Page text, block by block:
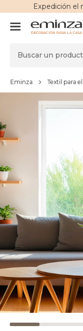
Expedición el
DECORACIÓN PARA LA CASA
Eminza Textil para